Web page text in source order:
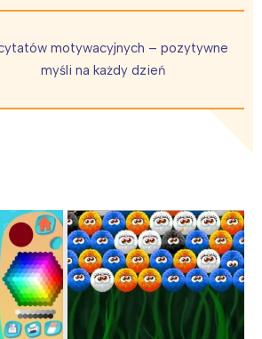
motywacyjnych – pozytywne
myśli na każdy dzień
Wszystkie
Wybieram